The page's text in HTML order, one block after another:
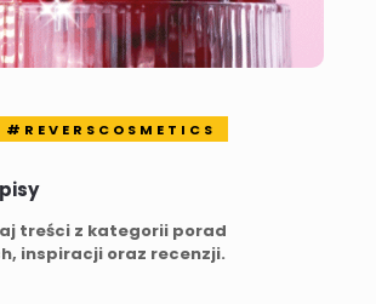
#REVERSCOSMETICS
treści z kategorii porad
inspiracji oraz recenzji.